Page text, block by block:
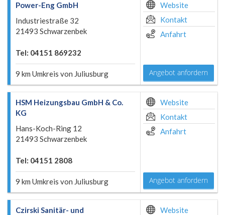
Power-Eng GmbH
Industriestraße 32
21493 Schwarzenbek
Tel: 04151 869232
9 km Umkreis von Juliusburg
Website
Kontakt
Anfahrt
Angebot anfordern
HSM Heizungsbau GmbH & Co.
KG
Hans-Koch-Ring 12
21493 Schwarzenbek
Tel: 04151 2808
9 km Umkreis von Juliusburg
Website
Kontakt
Anfahrt
Angebot anfordern
Czirski Sanitär- und
Website